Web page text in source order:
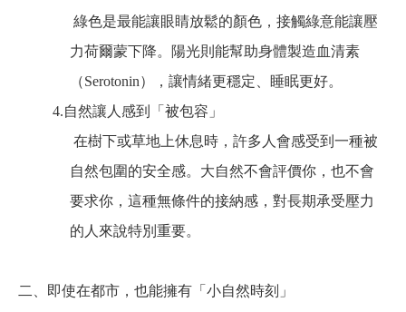
綠色是最能讓眼睛放鬆的顏色，接觸綠意能讓壓
力荷爾蒙下降。陽光則能幫助身體製造血清素
（Serotonin），讓情緒更穩定、睡眠更好。
4.自然讓人感到「被包容」
在樹下或草地上休息時，許多人會感受到一種被
自然包圍的安全感。大自然不會評價你，也不會
要求你，這種無條件的接納感，對長期承受壓力
的人來說特別重要。
二、即使在都市，也能擁有「小自然時刻」